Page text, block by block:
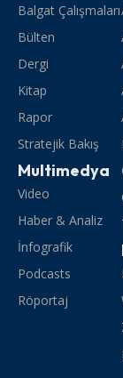
Balgat Çalışmaları
Bülten
Dergi
Kitap
Rapor
Stratejik Bakış
Multimedya
Video
Haber & Analiz
İnfografik
Podcasts
Röportaj